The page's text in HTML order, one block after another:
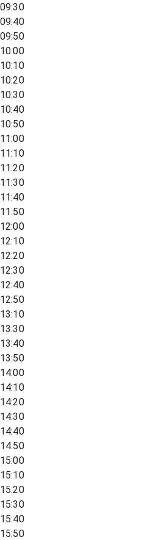
09:30
09:40
09:50
10:00
10:10
10:20
10:30
10:40
10:50
11:00
11:10
11:20
11:30
11:40
11:50
12:00
12:10
12:20
12:30
12:40
12:50
13:10
13:30
13:40
13:50
14:00
14:10
14:20
14:30
14:40
14:50
15:00
15:10
15:20
15:30
15:40
15:50